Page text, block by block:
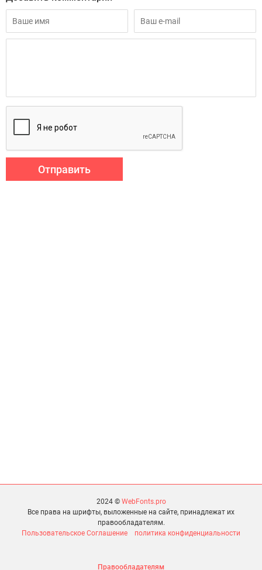
Отправить
2024 © WebFonts.pro
Все права на шрифты, выложенные на сайте, принадлежат их
правообладателям.
Пользовательское Соглашение
политика конфиденциальности
Правообладателям